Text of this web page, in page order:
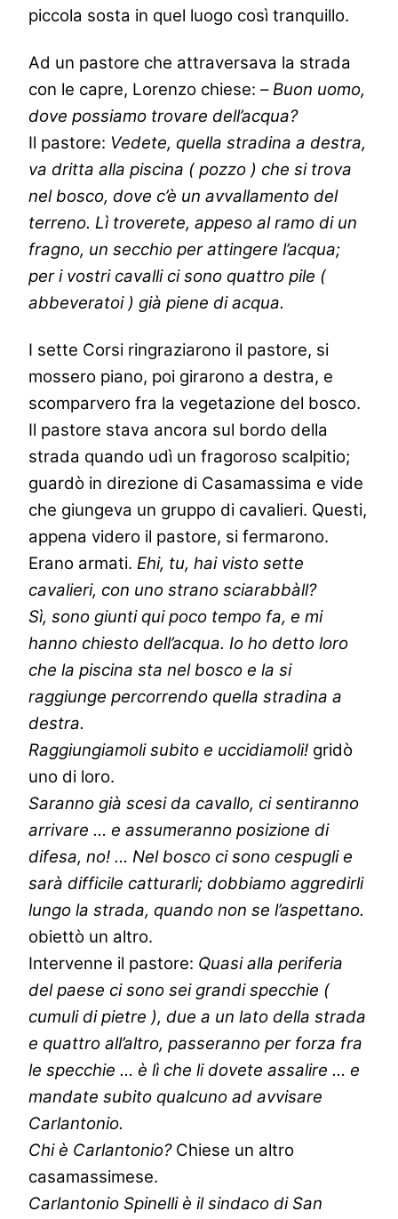
piccola sosta in quel luogo così tranquillo.
Ad un pastore che attraversava la strada
con le capre, Lorenzo chiese: –Buon uomo,
dove possiamo trovare dell’acqua?
Il pastore: Vedete, quella stradina a destra,
va dritta alla piscina ( pozzo ) che si trova
nel bosco, dove c’è un avvallamento del
terreno. Lì troverete, appeso al ramo di un
fragno, un secchio per attingere l’acqua;
per i vostri cavalli ci sono quattro pile (
abbeveratoi ) già piene di acqua.
I sette Corsi ringraziarono il pastore, si
mossero piano, poi girarono a destra, e
scomparvero fra la vegetazione del bosco.
Il pastore stava ancora sul bordo della
strada quando udì un fragoroso scalpitio;
guardò in direzione di Casamassima e vide
che giungeva un gruppo di cavalieri. Questi,
appena videro il pastore, si fermarono.
Erano armati. Ehi, tu, hai visto sette
cavalieri, con uno strano sciarabbàll?
Sì, sono giunti qui poco tempo fa, e mi
hanno chiesto dell’acqua. Io ho detto loro
che la piscina sta nel bosco e la si
raggiunge percorrendo quella stradina a
destra.
Raggiungiamoli subito e uccidiamoli! gridò
uno di loro.
Saranno già scesi da cavallo, ci sentiranno
arrivare … e assumeranno posizione di
difesa, no! … Nel bosco ci sono cespugli e
sarà difficile catturarli; dobbiamo aggredirli
lungo la strada, quando non se l’aspettano.
obiettò un altro.
Intervenne il pastore: Quasi alla periferia
del paese ci sono sei grandi specchie (
cumuli di pietre ), due a un lato della strada
e quattro all’altro, passeranno per forza fra
le specchie … è lì che li dovete assalire … e
mandate subito qualcuno ad avvisare
Carlantonio.
Chi è Carlantonio?Chiese un altro
casamassimese.
Carlantonio Spinelli è il sindaco di San